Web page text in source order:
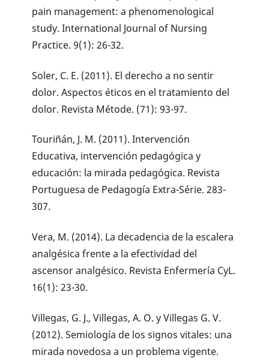
pain management: a phenomenological
study. International Journal of Nursing
Practice. 9(1): 26-32.
Soler, C. E. (2011). El derecho a no sentir
dolor. Aspectos éticos en el tratamiento del
dolor. Revista Métode. (71): 93-97.
Touriñán, J. M. (2011). Intervención
Educativa, intervención pedagógica y
educación: la mirada pedagógica. Revista
Portuguesa de Pedagogía Extra-Série. 283-
307.
Vera, M. (2014). La decadencia de la escalera
analgésica frente a la efectividad del
ascensor analgésico. Revista Enfermería CyL.
16(1): 23-30.
Villegas, G. J., Villegas, A. O. y Villegas G. V.
(2012). Semiología de los signos vitales: una
mirada novedosa a un problema vigente.